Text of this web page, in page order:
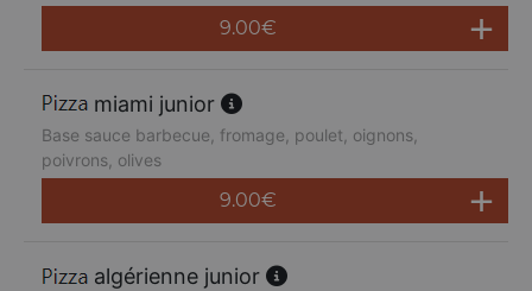
9.00€
miami junior
Base sauce barbecue, fromage, poulet, oignons,
poivrons, olives
9.00€
algérienne junior